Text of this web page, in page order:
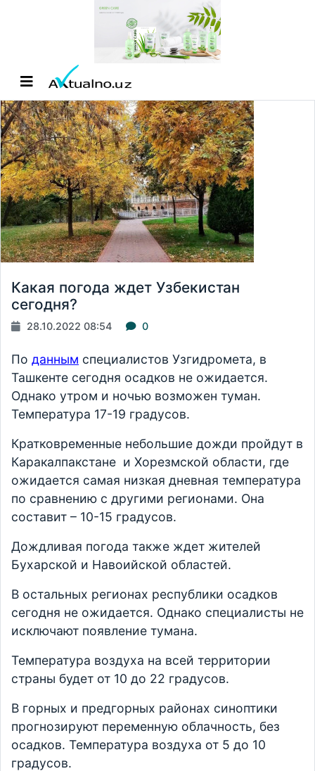
Какая погода ждет Узбекистан
сегодня?
28.10.2022 08:54 0
По данным специалистов Узгидромета, в
Ташкенте сегодня осадков не ожидается.
Однако утром и ночью возможен туман.
Температура 17-19 градусов.
Кратковременные небольшие дожди пройдут в
Каракалпакстане и Хорезмской области, где
ожидается самая низкая дневная температура
по сравнению с другими регионами. Она
составит – 10-15 градусов.
Дождливая погода также ждет жителей
Бухарской и Навоийской областей.
В остальных регионах республики осадков
сегодня не ожидается. Однако специалисты не
исключают появление тумана.
Температура воздуха на всей территории
страны будет от 10 до 22 градусов.
В горных и предгорных районах синоптики
прогнозируют переменную облачность, без
осадков. Температура воздуха от 5 до 10
градусов.